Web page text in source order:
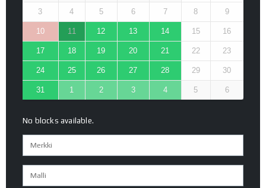
3 4 5 6 7 8 9
10 11 12 13 14 15 16
17 18 19 20 21 22 23
24 25 26 27 28 29 30
31 1 2 3 4 5 6
No blocks available.